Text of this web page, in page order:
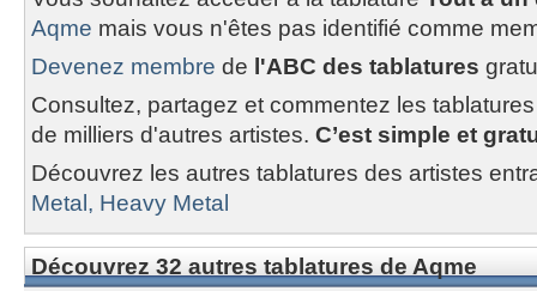
Aqme mais vous n'êtes pas identifié comme
Devenez membre de l'ABC des tablatures
Consultez, partagez et commentez les
de milliers d'autres artistes. C’est simple et
Découvrez les autres tablatures des artistes
Metal, Heavy Metal
Découvrez 32 autres tablatures de Aqme